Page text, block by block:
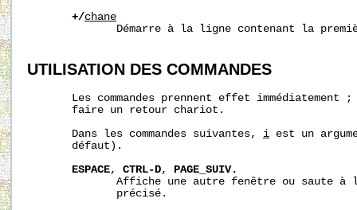
+/chane
Démarre à la ligne contenant la
UTILISATION DES COMMANDES
Les commandes prennent effet immédiatement
       faire un retour chariot.
       Dans les commandes suivantes,
i est un
       défaut).
ESPACE, CTRL-D, PAGE_SUIV.
Affiche une autre fenêtre ou saute à
              précisé.